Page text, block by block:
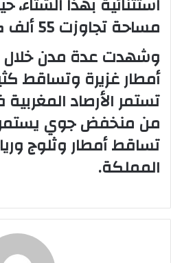
مساحة تجاوزت 55 ألف كيلومتر مربع.
أمطار غزيرة وتساقط
تستمر الأرصاد
من منخفض جوي يستمر
تساقط أمطار وثلوج
المملكة.